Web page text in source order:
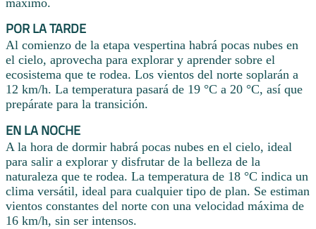
POR LA TARDE
Al comienzo de la etapa vespertina habrá pocas nubes en
el cielo, aprovecha para explorar y aprender sobre el
ecosistema que te rodea. Los vientos del norte soplarán a
12 km/h. La temperatura pasará de 19 °C a 20 °C, así que
prepárate para la transición.
EN LA NOCHE
A la hora de dormir habrá pocas nubes en el cielo, ideal
para salir a explorar y disfrutar de la belleza de la
naturaleza que te rodea. La temperatura de 18 °C indica un
clima versátil, ideal para cualquier tipo de plan. Se estiman
vientos constantes del norte con una velocidad máxima de
16 km/h, sin ser intensos.